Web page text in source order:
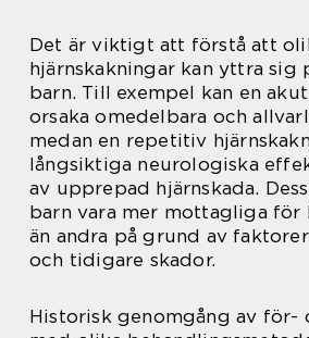
Det är viktigt att förstå att
hjärnskakningar kan yttra sig
barn. Till exempel kan en
orsaka omedelbara och
medan en repetitiv
långsiktiga neurologiska
av upprepad hjärnskada.
barn vara mer mottagliga för
än andra på grund av
och tidigare skador.
Historisk genomgång av för-